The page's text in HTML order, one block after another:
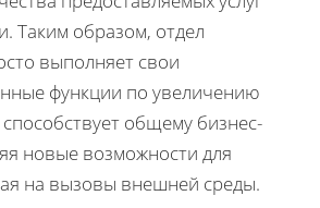
Таким образом, отдел
выполняет свои
функции по увеличению
общему бизнес-
новые возможности для
на вызовы внешней среды.